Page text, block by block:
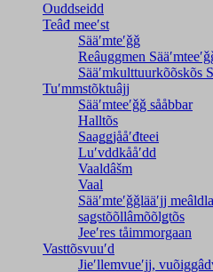
Ouddseidd
Teâđ meeʹst
Sääʹmteʹǧǧ
Reâuggmen
Sääʹmkulttuurkõõskõs
Tuʹmmstõktuâjj
Sääʹmteeʹǧǧ sååbbar
Halltõs
Saaǥǥjååʹđteei
Luʹvddkååʹdd
Vaaldâšm
Vaal
Sääʹmteʹǧǧlääʹjj
saǥstõõllâmõõlǥtõs
Jeeʹres tåimmorgaan
Vasttõsvuuʹd
Jieʹllemvueʹjj,